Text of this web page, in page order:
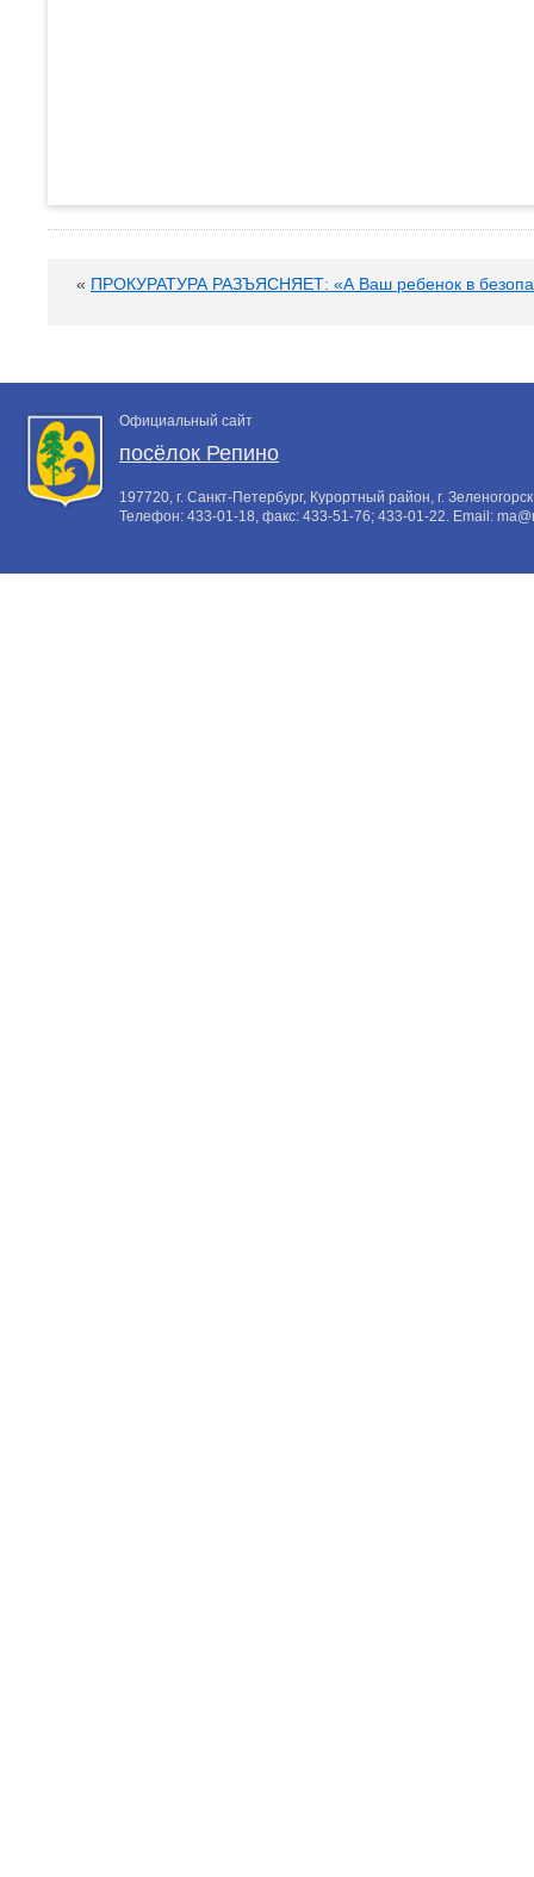
« ПРОКУРАТУРА РАЗЪЯСНЯЕТ: «А Ваш ребенок в
Официальный сайт
посёлок Репино
197720, г. Санкт-Петербург, Курортный район, г.
Телефон: 433-01-18, факс: 433-51-76; 433-01-22. Email: